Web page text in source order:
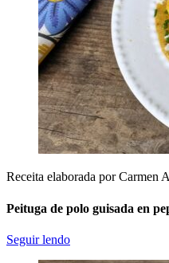
Receita elaborada por Carmen
Peituga de polo guisada en
Seguir lendo